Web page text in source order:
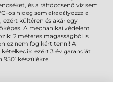
és a ráfröccsenő víz sem
os hideg sem akadályozza a
kültéren és akár egy
A mechanikai védelem
2 méteres magasságból is
ez nem fog kárt tenni! A
ezért 3 év garanciát
készülékre.